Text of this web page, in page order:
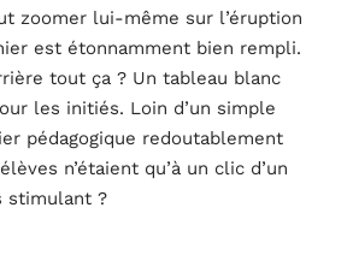
zoomer lui-même sur l’éruption
est étonnamment bien rempli.
tout ça ? Un tableau blanc
les initiés. Loin d’un simple
pédagogique redoutablement
n’étaient qu’à un clic d’un
stimulant ?